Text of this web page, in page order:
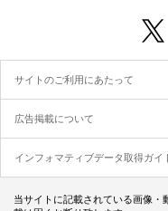
サイトのご利用にあたって
広告掲載について
インフォマティブデータ取得ガイ
当サイトに記載されている画像